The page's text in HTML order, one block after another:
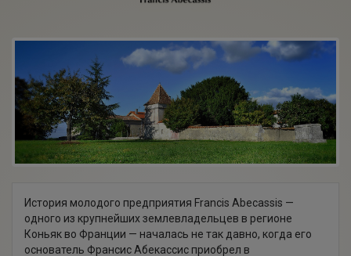
История молодого предприятия Francis Abecassis —
одного из крупнейших землевладельцев в регионе
Коньяк во Франции — началась не так давно, когда его
основатель Франсис Абекассис приобрел в